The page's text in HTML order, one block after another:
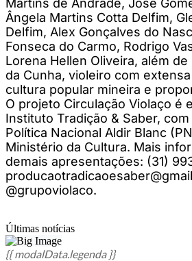
Ângela Martins Cotta Delfim,
Delfim, Alex Gonçalves do
Fonseca do Carmo, Rodrigo
Lorena Hellen Oliveira, além
da Cunha, violeiro com
cultura popular mineira e
O projeto Circulação Violaço é
Instituto Tradição & Saber,
Política Nacional Aldir Blanc
Ministério da Cultura. Mais
demais apresentações: (31)
@grupoviolaco.
Últimas notícias
{{ modalData.legenda }}